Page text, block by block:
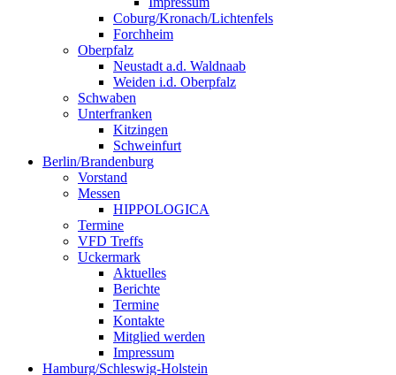
Coburg/Kronach/Lichtenfels
Forchheim
Oberpfalz
Neustadt a.d. Waldnaab
Weiden i.d. Oberpfalz
Schwaben
Unterfranken
Kitzingen
Schweinfurt
Berlin/Brandenburg
Vorstand
Messen
HIPPOLOGICA
Termine
VFD Treffs
Uckermark
Aktuelles
Berichte
Termine
Kontakte
Mitglied werden
Impressum
Hamburg/Schleswig-Holstein